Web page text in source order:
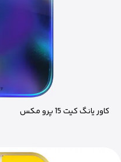
کاور یانگ کیت 15 پرو مکس